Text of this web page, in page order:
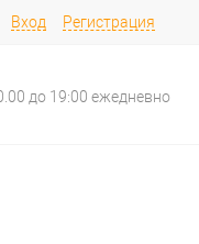
Вход Регистрация
до 19:00 ежедневно